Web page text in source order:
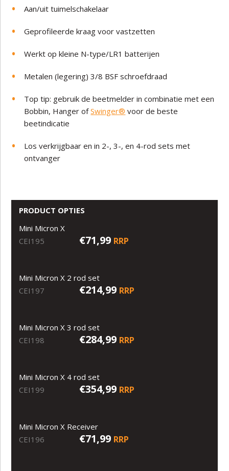
Aan/uit tuimelschakelaar
Geprofileerde kraag voor vastzetten
Werkt op kleine N-type/LR1 batterijen
Metalen (legering) 3/8 BSF schroefdraad
Top tip: gebruik de beetmelder in combinatie met een
Bobbin, Hanger ofSwinger® voor de beste
beetindicatie
Los verkrijgbaar en in 2-, 3-, en 4-rod sets met
ontvanger
PRODUCT OPTIES
Mini Micron X
CEI195
€71,99 RRP
Mini Micron X 2 rod set
CEI197
€214,99 RRP
Mini Micron X 3 rod set
CEI198
€284,99 RRP
Mini Micron X 4 rod set
CEI199
€354,99 RRP
Mini Micron X Receiver
CEI196
€71,99 RRP